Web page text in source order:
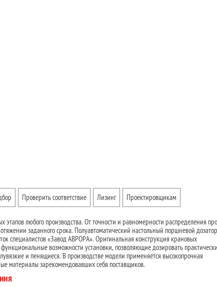
Проверить соответствие Лизинг Проектировщикам
этапов любого производства. От точности и равномерности распределения
заданного срока. Полуавтоматический настольный поршневой дозатор
специалистов «Завод АВРОРА». Оригинальная конструкция крановых
возможности установки, позволяющие дозировать практически
и пенящиеся. В производстве модели применяется высокопрочная
материалы зарекомендовавших себя поставщиков.